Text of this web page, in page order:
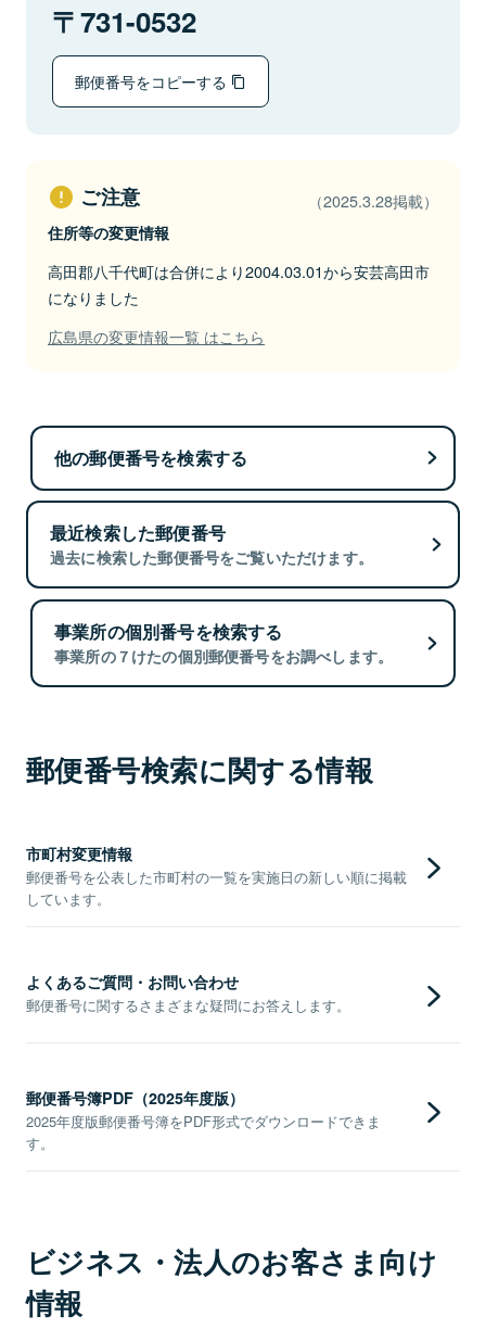
731-0532
郵便番号をコピーする
ご注意 （2025.3.28掲載）
住所等の変更情報
高田郡八千代町は合併により2004.03.01から安芸高田市
になりました
広島県の変更情報一覧 はこちら
他の郵便番号を検索する
最近検索した郵便番号
過去に検索した郵便番号をご覧いただけます。
事業所の個別番号を検索する
事業所の７けたの個別郵便番号をお調べします。
郵便番号検索に関する情報
市町村変更情報
郵便番号を公表した市町村の一覧を実施日の新しい順に掲載
しています。
よくあるご質問・お問い合わせ
郵便番号に関するさまざまな疑問にお答えします。
郵便番号簿PDF（2025年度版）
2025年度版郵便番号簿をPDF形式でダウンロードできま
す。
ビジネス・法人のお客さま向け
情報